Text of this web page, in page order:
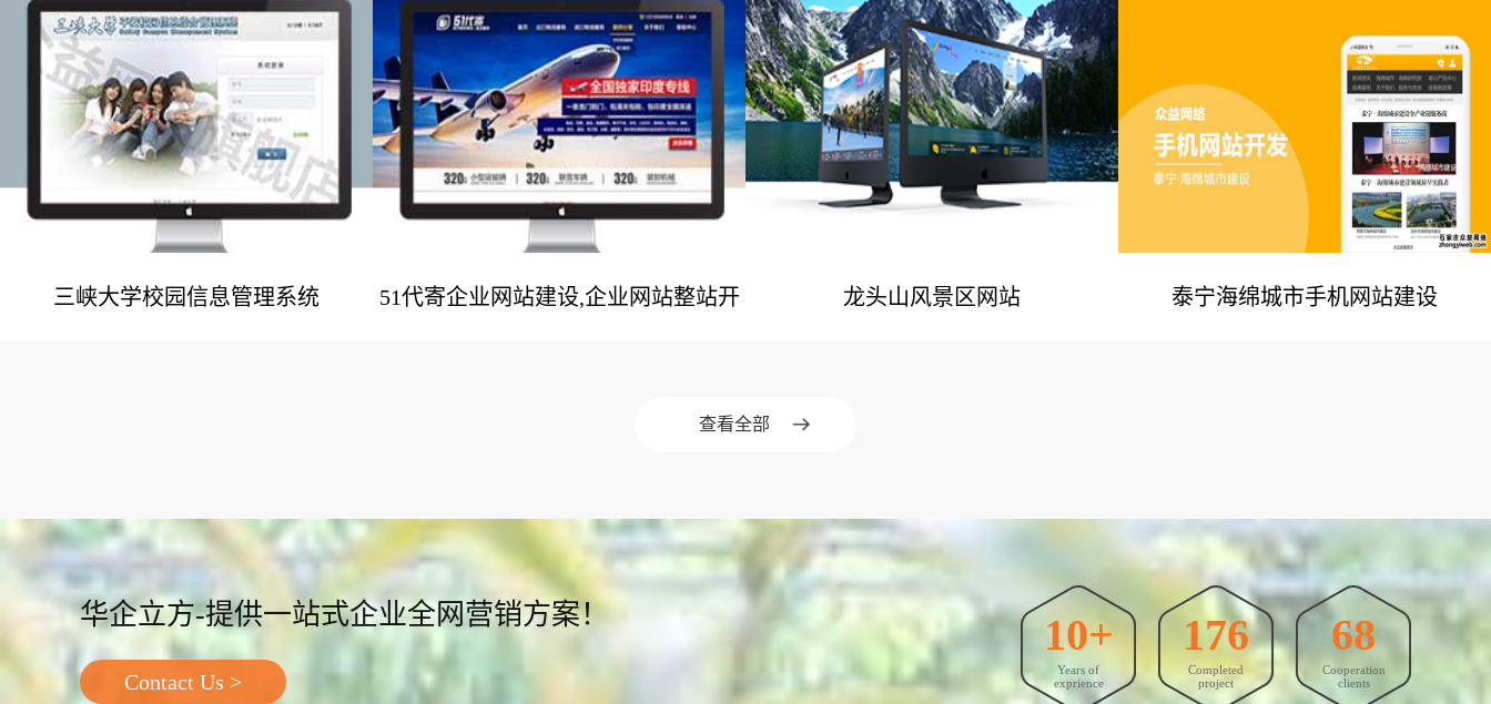
网站建设案例 网站建设案例 网站建设案例
三峡大学校园信息管理系统 51代寄企业网站建设,企业网站整站开 龙头山风景区网站 泰宁海绵城市手机网站建设
查看全部
华企立方-提供一站式企业全网营销方案！
Contact Us >
10+
Years of
exprience
176
Completed
project
68
Cooperation
clients